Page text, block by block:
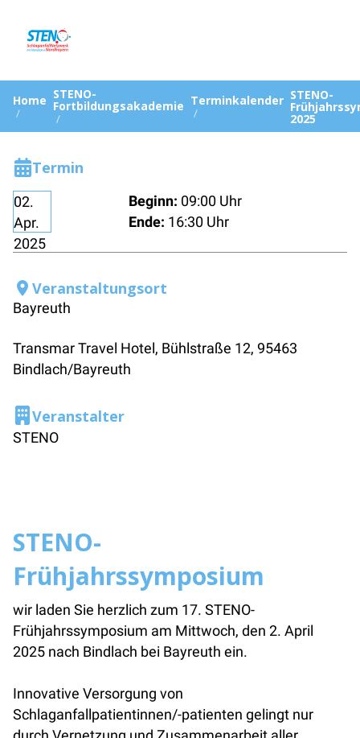
Home STENO-
Fortbildungsakademie Terminkalender STENO-
2025
STENO-
Frühjahrssymposium
wir laden Sie herzlich zum 17. STENO-
Frühjahrssymposium am Mittwoch, den 2. April
2025 nach Bindlach bei Bayreuth ein.
Innovative Versorgung von
Schlaganfallpatientinnen/-patienten gelingt nur
Termin
02.
Apr.
2025
Beginn: 09:00 Uhr
Ende: 16:30 Uhr
Veranstaltungsort
Bayreuth
Transmar Travel Hotel, Bühlstraße 12, 95463
Bindlach/Bayreuth
Veranstalter
STENO